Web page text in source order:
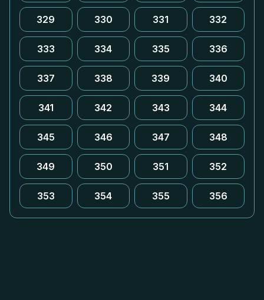
329 330 331 332
333 334 335 336
337 338 339 340
341 342 343 344
345 346 347 348
349 350 351 352
353 354 355 356